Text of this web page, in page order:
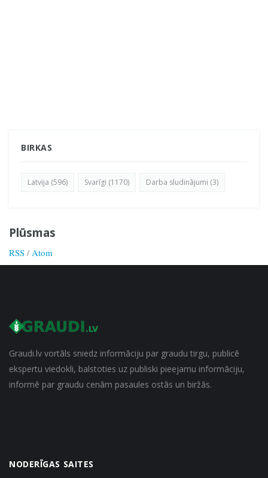
BIRKAS
Latvija (596) Svarīgi (1170) Darba sludinājumi (3)
Plūsmas
RSS / Atom
Graudi.lv vortāls sniedz informāciju par graudu tirgu, publicē
ekspertu viedokli, balstoties uz publiski pieejamu informāciju,
informē par graudu cenām pasaules ostās un biržās.
NODERĪGAS SAITES